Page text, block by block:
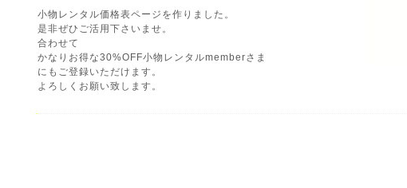
小物レンタル価格表ページを作りました。
是非ぜひご活用下さいませ。
合わせて
かなりお得な30%OFF小物レンタルmemberさま
にもご登録いただけます。
よろしくお願い致します。